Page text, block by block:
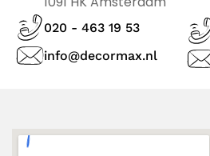
020 - 463 19 53
info@decormax.nl